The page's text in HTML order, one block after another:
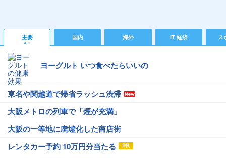
主要 国内 海外 IT 経済 ス
ヨーグルト いつ食べたらいいの
東名や関越道で帰省ラッシュ渋滞
大阪メトロの列車で「煙が充満」
大阪の一等地に廃墟化した商店街
レンタカー予約 10万円分当たる